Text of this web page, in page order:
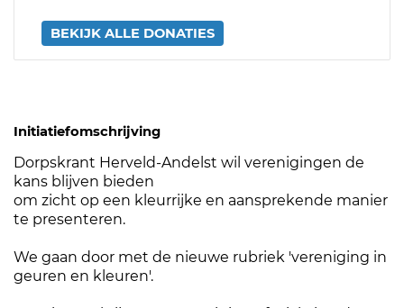
BEKIJK ALLE DONATIES
Initiatiefomschrijving
Dorpskrant Herveld-Andelst wil verenigingen de
kans blijven bieden
om zicht op een kleurrijke en aansprekende manier
te presenteren.
We gaan door met de nieuwe rubriek 'vereniging in
geuren en kleuren'.